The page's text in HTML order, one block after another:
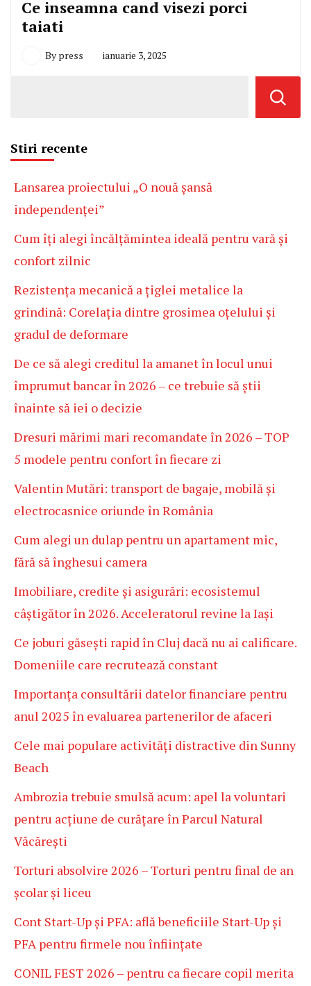
Ce inseamna cand visezi porci
taiati
By press ianuarie 3, 2025
Stiri recente
Lansarea proiectului „O nouă șansă
independenței”
Cum îți alegi încălțămintea ideală pentru vară și
confort zilnic
Rezistența mecanică a țiglei metalice la
grindină: Corelația dintre grosimea oțelului și
gradul de deformare
De ce să alegi creditul la amanet în locul unui
împrumut bancar în 2026 – ce trebuie să știi
înainte să iei o decizie
Dresuri mărimi mari recomandate în 2026 – TOP
5 modele pentru confort în fiecare zi
Valentin Mutări: transport de bagaje, mobilă și
electrocasnice oriunde în România
Cum alegi un dulap pentru un apartament mic,
fără să înghesui camera
Imobiliare, credite și asigurări: ecosistemul
câștigător în 2026. Acceleratorul revine la Iași
Ce joburi găsești rapid în Cluj dacă nu ai calificare.
Domeniile care recrutează constant
Importanța consultării datelor financiare pentru
anul 2025 în evaluarea partenerilor de afaceri
Cele mai populare activități distractive din Sunny
Beach
Ambrozia trebuie smulsă acum: apel la voluntari
pentru acțiune de curățare în Parcul Natural
Văcărești
Torturi absolvire 2026 – Torturi pentru final de an
școlar și liceu
Cont Start-Up și PFA: află beneficiile Start-Up și
PFA pentru firmele nou înființate
CONIL FEST 2026 – pentru ca fiecare copil merita